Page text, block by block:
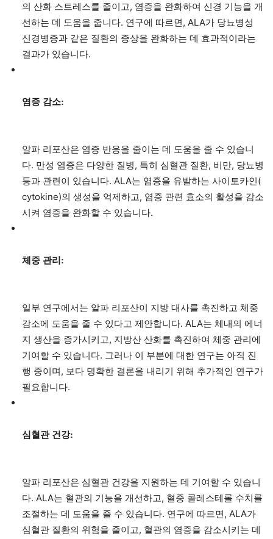
의 산화 스트레스를 줄이고, 염증을 완화하여 신경 기능을 개
선하는 데 도움을 줍니다. 연구에 따르면, ALA가 당뇨병성
신경병증과 같은 질환의 증상을 완화하는 데 효과적이라는
결과가 있습니다.
염증 감소:
알파 리포산은 염증 반응을 줄이는 데 도움을 줄 수 있습니
다. 만성 염증은 다양한 질병, 특히 심혈관 질환, 비만, 당뇨병
등과 관련이 있습니다. ALA는 염증을 유발하는 사이토카인(
cytokine)의 생성을 억제하고, 염증 관련 효소의 활성을 감소
시켜 염증을 완화할 수 있습니다.
체중 관리:
일부 연구에서는 알파 리포산이 지방 대사를 촉진하고 체중
감소에 도움을 줄 수 있다고 제안합니다. ALA는 체내의 에너
지 생산을 증가시키고, 지방산 산화를 촉진하여 체중 관리에
기여할 수 있습니다. 그러나 이 부분에 대한 연구는 아직 진
행 중이며, 보다 명확한 결론을 내리기 위해 추가적인 연구가
필요합니다.
심혈관 건강:
알파 리포산은 심혈관 건강을 지원하는 데 기여할 수 있습니
다. ALA는 혈관의 기능을 개선하고, 혈중 콜레스테롤 수치를
조절하는 데 도움을 줄 수 있습니다. 연구에 따르면, ALA가
심혈관 질환의 위험을 줄이고, 혈관의 염증을 감소시키는 데